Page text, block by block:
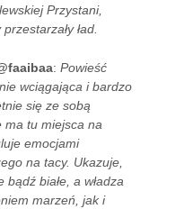
Przystani,
ład.
: Powieść
wciągająca i bardzo
się ze sobą
ma tu miejsca na
emocjami
na tacy. Ukazuje,
białe, a władza
marzeń, jak i